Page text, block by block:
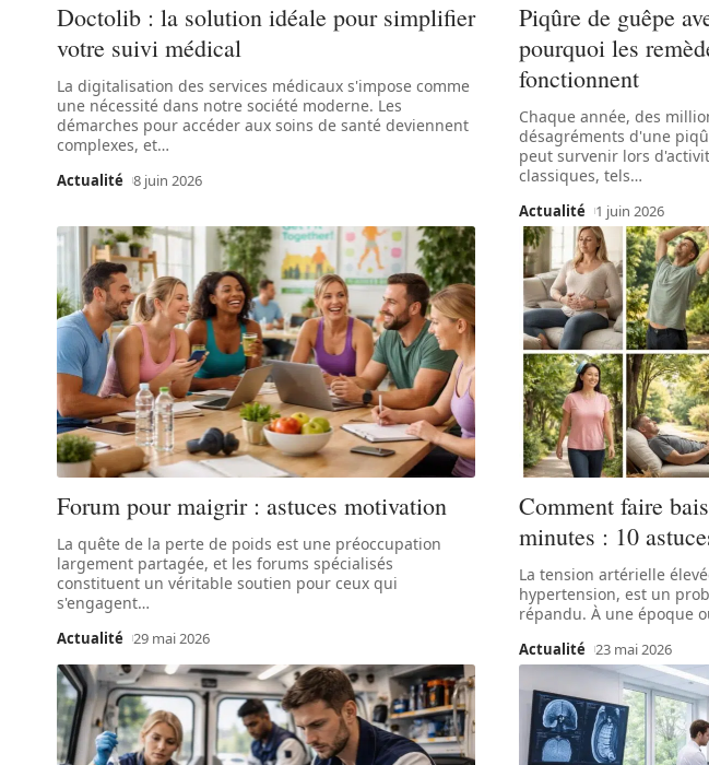
Doctolib : la solution idéale pour simplifier
votre suivi médical
La digitalisation des services médicaux s'impose comme
une nécessité dans notre société moderne. Les
démarches pour accéder aux soins de santé deviennent
complexes, et…
Actualité 8 juin 2026
Piqûre de guêpe
pourquoi les
fonctionnent
Chaque année, des
désagréments d'une
peut survenir lors
classiques, tels…
Actualité 1 juin 2026
Forum pour maigrir : astuces motivation
La quête de la perte de poids est une préoccupation
largement partagée, et les forums spécialisés
constituent un véritable soutien pour ceux qui
s'engagent…
Actualité 29 mai 2026
Comment faire
minutes : 10
La tension artérielle
hypertension, est un
répandu. À une époque
Actualité 23 mai 2026